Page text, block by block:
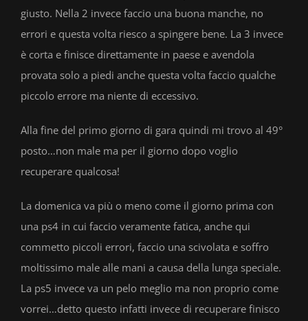
giusto. Nella 2 invece faccio una buona manche, no
errori e questa volta riesco a spingere bene. La 3 invece
è corta e finisce direttamente in paese e avendola
provata solo a piedi anche questa volta faccio qualche
piccolo errore ma niente di eccessivo.
Alla fine del primo giorno di gara quindi mi trovo al 49°
posto…non male ma per il giorno dopo voglio
recuperare qualcosa!
La domenica va più o meno come il giorno prima con
una ps4 in cui faccio veramente fatica, anche qui
commetto piccoli errori, faccio una scivolata e soffro
moltissimo male alle mani a causa della lunga speciale.
La ps5 invece va un pelo meglio ma non proprio come
vorrei…detto questo infatti invece di recuperare finisco